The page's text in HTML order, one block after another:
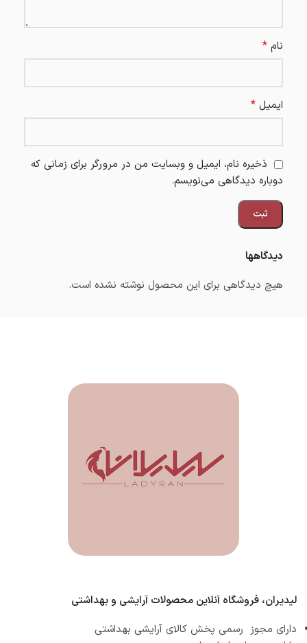
دیدگاهها
هیچ دیدگاهی برای این محصول نوشته نشده است.
نام *
ایمیل *
ذخیره نام، ایمیل و وبسایت من در مرورگر برای زمانی که
دوباره دیدگاهی می‌نویسم.
لیدیران، فروشگاه آنلاین محصولات آرایشی و بهداشتی
دارای مجوز رسمی پخش کالای آرایشی بهداشتی